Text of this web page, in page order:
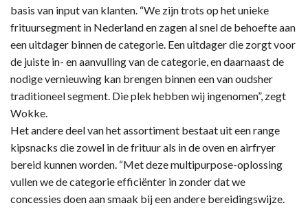
basis van input van klanten. “We zijn trots op het unieke
frituursegment in Nederland en zagen al snel de behoefte aan
een uitdager binnen de categorie. Een uitdager die zorgt voor
de juiste in- en aanvulling van de categorie, en daarnaast de
nodige vernieuwing kan brengen binnen een van oudsher
traditioneel segment. Die plek hebben wij ingenomen”, zegt
Wokke.
Het andere deel van het assortiment bestaat uit een range
kipsnacks die zowel in de frituur als in de oven en airfryer
bereid kunnen worden. “Met deze multipurpose-oplossing
vullen we de categorie efficiënter in zonder dat we
concessies doen aan smaak bij een andere bereidingswijze.